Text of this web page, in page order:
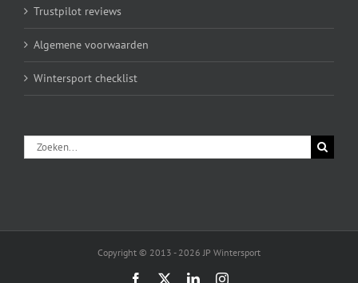
Trustpilot reviews
Algemene voorwaarden
Wintersport checklist
Zoeken
naar:
Copyright © 2013 - 2026 JP Wintersport
Facebook LinkedInInstagram